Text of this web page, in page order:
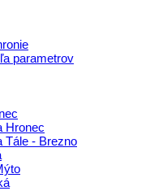
parametrov
Hronec
Tále - Brezno